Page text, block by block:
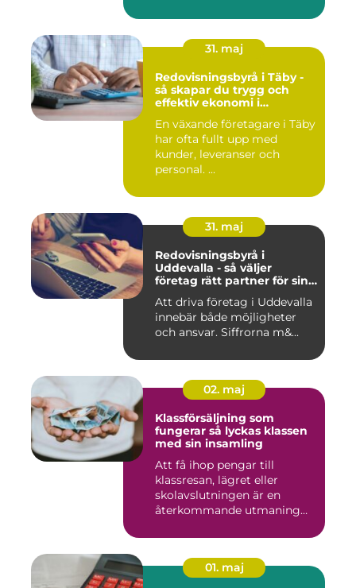
31. maj
Redovisningsbyrå i Täby -
så skapar du trygg och
effektiv ekonomi i
En växande företagare i Täby
har ofta fullt upp med
kunder, leveranser och
personal. ...
31. maj
Redovisningsbyrå i
Uddevalla - så väljer
företag rätt partner för sin
Att driva företag i Uddevalla
innebär både möjligheter
och ansvar. Siffrorna m&...
02. maj
Klassförsäljning som
fungerar så lyckas klassen
med sin insamling
Att få ihop pengar till
klassresan, lägret eller
skolavslutningen är en
återkommande utmaning
01. maj